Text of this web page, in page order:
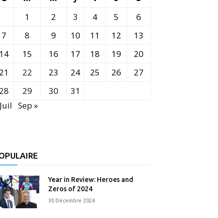
1
2 3 4 5
6
7
8 9 10 11 12
13
15 16 17 18 19
20
22 23 24 25 26
27
29 30
31
Sep »
Year in Review: Heroes and
Zeros of 2024
30 Décembre 2024